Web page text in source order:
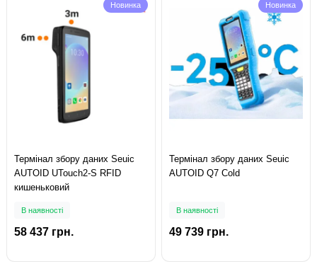
Новинка
Термінал збору даних Seuic
AUTOID UTouch2-S RFID
кишеньковий
В наявності
58 437 грн.
Новинка
Термінал збору даних Seuic
AUTOID Q7 Cold
В наявності
49 739 грн.